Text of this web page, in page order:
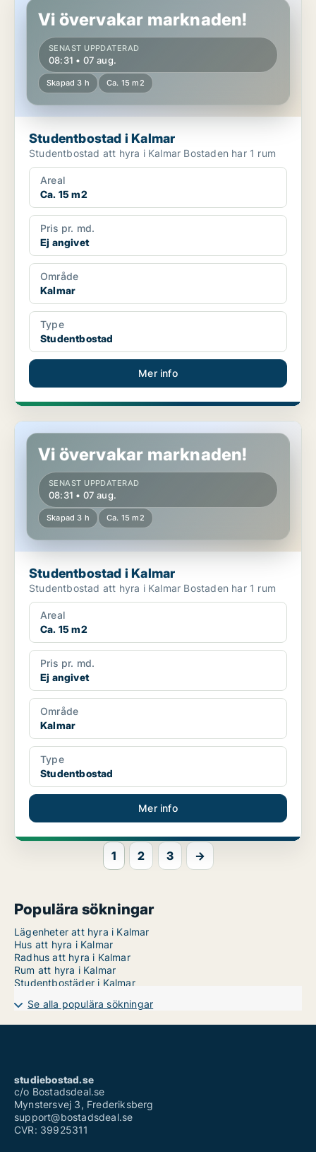
Vi övervakar marknaden!
SENAST UPPDATERAD
08:31 • 07 aug.
Skapad 3 h Ca. 15 m2
Studentbostad i Kalmar
Studentbostad att hyra i Kalmar Bostaden har 1 rum
Areal
Ca. 15 m2
Pris pr. md.
Ej angivet
Område
Kalmar
Type
Studentbostad
Mer info
Studentbostad i Kalmar
Vi övervakar marknaden!
SENAST UPPDATERAD
08:31 • 07 aug.
Skapad 3 h Ca. 15 m2
Studentbostad i Kalmar
Studentbostad att hyra i Kalmar Bostaden har 1 rum
Areal
Ca. 15 m2
Pris pr. md.
Ej angivet
Område
Kalmar
Type
Studentbostad
Mer info
1 2 3 →
Populära sökningar
Lägenheter att hyra i Kalmar
Hus att hyra i Kalmar
Radhus att hyra i Kalmar
Rum att hyra i Kalmar
Studentbostäder i Kalmar
Se alla populära sökningar
studiebostad.se
c/o Bostadsdeal.se
Mynstersvej 3, Frederiksberg
support@bostadsdeal.se
CVR: 39925311